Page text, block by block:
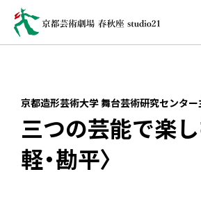
京都造形芸術大学 舞台芸術研究センター
三つの芸能で楽し
軽・勘平〉